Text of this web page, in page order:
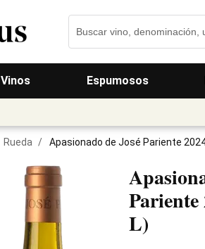
Vinos Espumosos
Rueda / Apasionado de José Pariente
Pariente
L)